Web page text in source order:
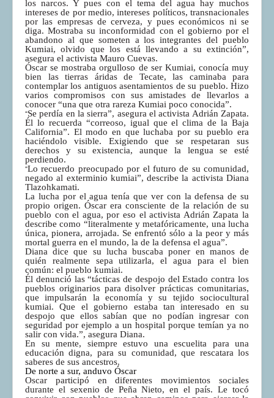
los narcos. Y pues con el tema del agua hay muchos
intereses de por medio, intereses políticos, transnacionales
por las empresas de cerveza, y pues económicos ni se
diga. Mostraba su inconformidad con el gobierno por el
abandono al que someten a los integrantes del pueblo
Kumiai, olvido que los está llevando a su extinción”,
asegura el activista Mauro Cuevas.
Óscar se mostraba orgulloso de ser Kumiai, conocía muy
bien las tierras áridas de Tecate, las caminaba para
contemplar los antiguos asentamientos de su pueblo. Hizo
varios compromisos con sus amistades de llevarlos a
conocer “una que otra rareza Kumiai poco conocida”.
“Se perdía en la sierra”, asegura el activista Adrián Zapata.
Él lo recuerda “correoso, igual que el clima de la Baja
California”. El modo en que luchaba por su pueblo era
haciéndolo visible. Exigiendo que se respetaran sus
derechos y su existencia, aunque la lengua se esté
perdiendo.
“Lo recuerdo preocupado por el futuro de su comunidad,
negado al exterminio kumiai”, describe la activista Diana
Tlazohkamati.
La lucha por el agua tenía que ver con la defensa de su
propio origen. Óscar era consciente de la relación de su
pueblo con el agua, por eso el activista Adrián Zapata la
describe como “literalmente y metafóricamente, una lucha
única, pionera, arrojada. Se enfrentó sólo a la peor y más
mortal guerra en el mundo, la de la defensa el agua”.
Diana dice que su lucha buscaba poner en manos de
quién realmente sepa utilizarla, el agua para el bien
común: el pueblo kumiai.
Él denunció las “tácticas de despojo del Estado contra los
pueblos originarios para disolver prácticas comunitarias,
que impulsarán la economía y su tejido sociocultural
kumiai. Que el gobierno estaba tan interesado en su
despojo que ellos sabían que no podían ingresar con
seguridad por ejemplo a un hospital porque temían ya no
salir con vida.”, asegura Diana.
En su mente, siempre estuvo una escuelita para una
educación digna, para su comunidad, que rescatara los
saberes de sus ancestros.
De norte a sur, anduvo Óscar
Oscar participó en diferentes movimientos sociales
durante el sexenio de Peña Nieto, en el país. Le tocó